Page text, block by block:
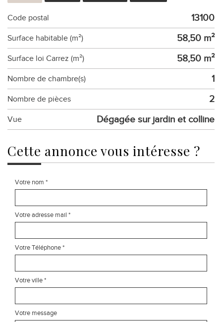
Code postal 13100
Surface habitable (m²) 58,50 m²
Surface loi Carrez (m²) 58,50 m²
Nombre de chambre(s) 1
Nombre de pièces 2
Vue Dégagée sur jardin et colline
cette annonce vous intéresse ?
Votre nom *
Votre adresse mail *
Votre Téléphone *
Votre ville *
Votre message